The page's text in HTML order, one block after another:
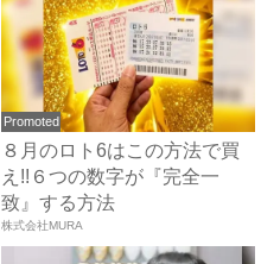
Promoted
８月のロト6はこの方法で買
え!!６つの数字が『完全一
致』する方法
株式会社MURA